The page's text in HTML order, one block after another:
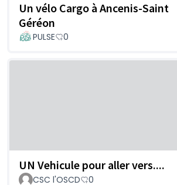
Un vélo Cargo à Ancenis-Saint
Géréon
PULSE 0
UN Vehicule pour aller vers....
CSC l'OSCD
0